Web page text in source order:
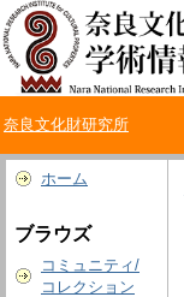
奈良文化財研究所
ホーム
ブラウズ
コミュニティ/
コレクション